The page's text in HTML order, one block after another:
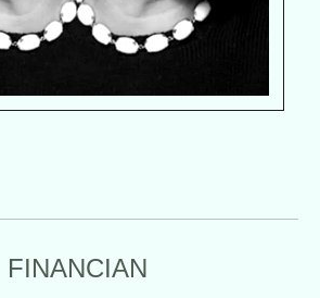
FINANCIAN